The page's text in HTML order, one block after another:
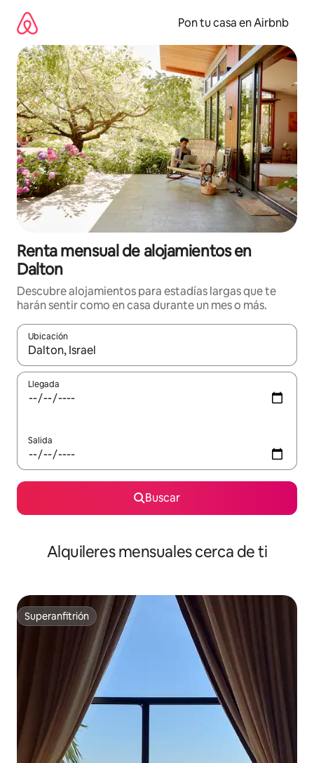
contenido
Pon tu casa en Airbnb
Renta mensual de alojamientos en
Dalton
Descubre alojamientos para estadías largas que te
harán sentir como en casa durante un mes o más.
Ubicación
Cuando los resultados estén disponibles, navega con las
Llegada
Salida
Buscar
Alquileres mensuales cerca de ti
Superanfitrión
Superanfitrión